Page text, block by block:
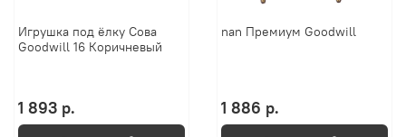
Игрушка под ёлку Сова
Goodwill 16 Коричневый
1 893 р.
nan Премиум Goodwill
1 886 р.